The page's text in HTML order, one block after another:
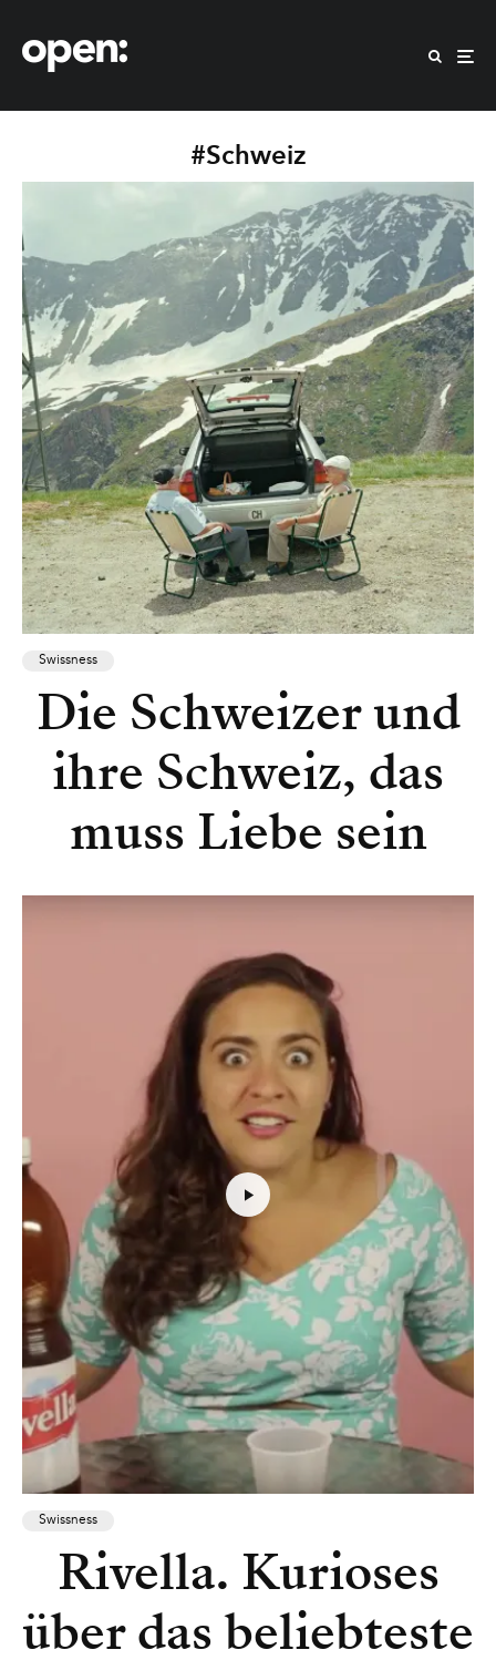
#Schweiz
Swissness
Die Schweizer und
ihre Schweiz, das
muss Liebe sein
Swissness
Rivella. Kurioses
über das beliebteste